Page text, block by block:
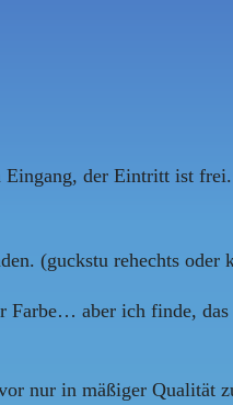
der Eintritt ist frei.
(guckstu rehechts
Farbe… aber ich finde, das
nur in mäßiger Qualität